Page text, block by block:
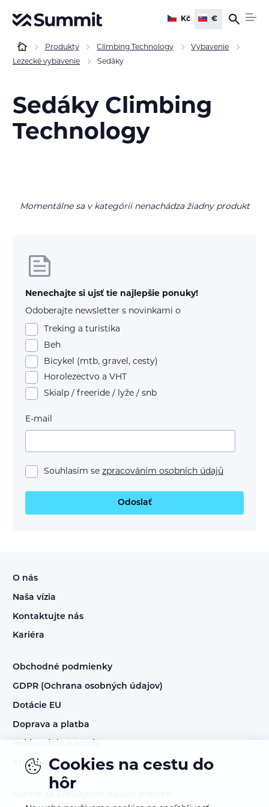
Kč €
Produkty Climbing Technology
Vybavenie
Lezecké vybavenie
Sedáky
Sedáky Climbing
Technology
Momentálne sa v kategórii nenachádza žiadny produkt
Nenechajte si ujsť tie najlepšie ponuky!
Odoberajte newsletter s novinkami o
Treking a turistika
Beh
Bicykel (mtb, gravel, cesty)
Horolezectvo a VHT
Skialp / freeride / lyže / snb
E-mail
Souhlasím se zpracováním osobních údajů
Odoslať
O nás
Naša vízia
Kontaktujte nás
Kariéra
Obchodné podmienky
GDPR (Ochrana osobných údajov)
Dotácie EU
Doprava a platba
Vrátenie tovaruCookies na cestu do
hôr